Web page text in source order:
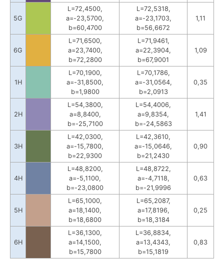
5G
L=72,4500,
a=-23,5700,
b=60,4700
L=72,5318,
a=-23,1703,
b=56,6672
1,11
6G
L=71,6500,
a=23,7400,
b=72,2800
L=71,9461,
a=22,3904,
b=67,9001
1,09
1H
L=70,1900,
a=-31,8500,
b=1,9800
L=70,1786,
a=-31,0564,
b=2,0913
0,35
2H
L=54,3800,
a=8,8400,
b=-25,7100
L=54,4006,
a=9,8354,
b=-24,5863
1,41
3H
L=42,0300,
a=-15,7800,
b=22,9300
L=42,3610,
a=-15,0646,
b=21,2430
0,90
4H
L=48,8200,
a=-5,1100,
b=-23,0800
L=48,8722,
a=-4,7118,
b=-21,9996
0,63
5H
L=65,1000,
a=18,1400,
b=18,6800
L=65,2087,
a=17,8196,
b=18,3184
0,25
6H
L=36,1300,
a=14,1500,
b=15,7800
L=36,8834,
a=13,4343,
b=15,1819
0,83